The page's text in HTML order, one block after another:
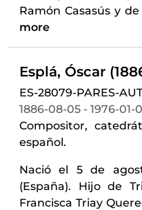
Ramón Casasús y
more
Esplá, Óscar
ES-28079-PARES-
1886-08-05 - 1976-01-
Compositor,
español.
Nació el 5 de
(España). Hijo de
Francisca Triay